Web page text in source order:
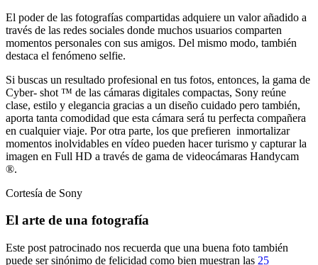
El poder de las fotografías compartidas adquiere un valor añadido a
través de las redes sociales donde muchos usuarios comparten
momentos personales con sus amigos. Del mismo modo, también
destaca el fenómeno selfie.
Si buscas un resultado profesional en tus fotos, entonces, la gama de
Cyber- shot ™ de las cámaras digitales compactas, Sony reúne
clase, estilo y elegancia gracias a un diseño cuidado pero también,
aporta tanta comodidad que esta cámara será tu perfecta compañera
en cualquier viaje. Por otra parte, los que prefieren inmortalizar
momentos inolvidables en vídeo pueden hacer turismo y capturar la
imagen en Full HD a través de gama de videocámaras Handycam
®.
Cortesía de Sony
El arte de una fotografía
Este post patrocinado nos recuerda que una buena foto también
puede ser sinónimo de felicidad como bien muestran las 25